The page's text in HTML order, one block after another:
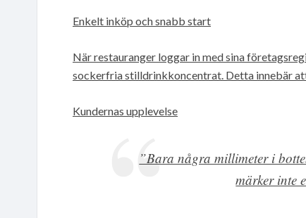
Enkelt inköp och snabb start
När restauranger loggar in med sina
sockerfria stilldrinkkoncentrat. Detta innebär
Kundernas upplevelse
”Bara några millimeter i
märker inte